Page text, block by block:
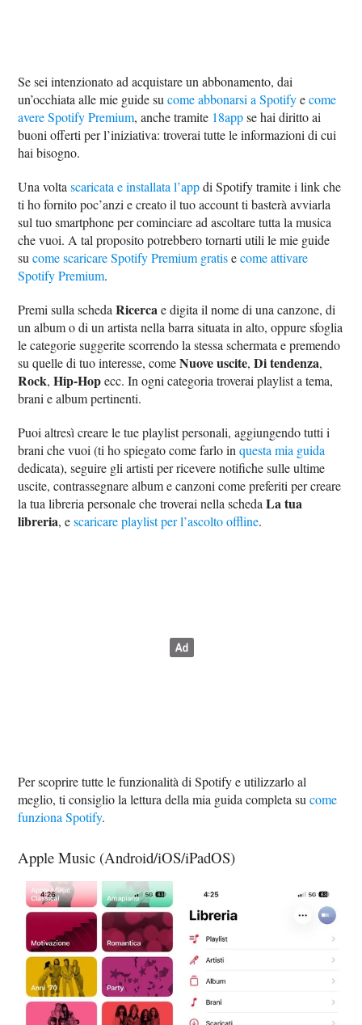
Se sei intenzionato ad acquistare un abbonamento, dai
un’occhiata alle mie guide sucome abbonarsi a Spotifyecome
avere Spotify Premium, anche tramite 18appse hai diritto ai
buoni offerti per l’iniziativa: troverai tutte le informazioni di cui
hai bisogno.
Una voltascaricata e installata l’appdi Spotify tramite i link che
ti ho fornito poc’anzi e creato il tuo account ti basterà avviarla
sul tuo smartphone per cominciare ad ascoltare tutta la musica
che vuoi. A tal proposito potrebbero tornarti utili le mie guide
sucome scaricare Spotify Premium gratisecome attivare
Spotify Premium.
Premi sulla schedaRicercae digita il nome di una canzone, di
un album o di un artista nella barra situata in alto, oppure sfoglia
le categorie suggerite scorrendo la stessa schermata e premendo
su quelle di tuo interesse, comeNuove uscite,Di tendenza,
Rock,Hip-Hopecc. In ogni categoria troverai playlist a tema,
brani e album pertinenti.
Puoi altresì creare le tue playlist personali, aggiungendo tutti i
brani che vuoi (ti ho spiegato come farlo inquesta mia guida
dedicata), seguire gli artisti per ricevere notifiche sulle ultime
uscite, contrassegnare album e canzoni come preferiti per creare
la tua libreria personale che troverai nella schedaLa tua
libreria, escaricare playlist per l’ascolto offline.
Per scoprire tutte le funzionalità di Spotify e utilizzarlo al
meglio, ti consiglio la lettura della mia guida completa sucome
funziona Spotify.
Apple Music (Android/iOS/iPadOS)